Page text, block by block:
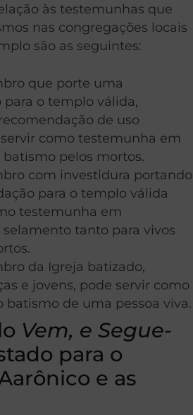
às testemunhas que
nas congregações locais
são as seguintes:
que porte uma
para o templo válida,
de uso
como testemunha em
pelos mortos.
com investidura portando
para o templo válida
testemunha em
tanto para vivos
da Igreja batizado,
e jovens, pode servir como
de uma pessoa viva.
Vem, e Segue-
para o
e as